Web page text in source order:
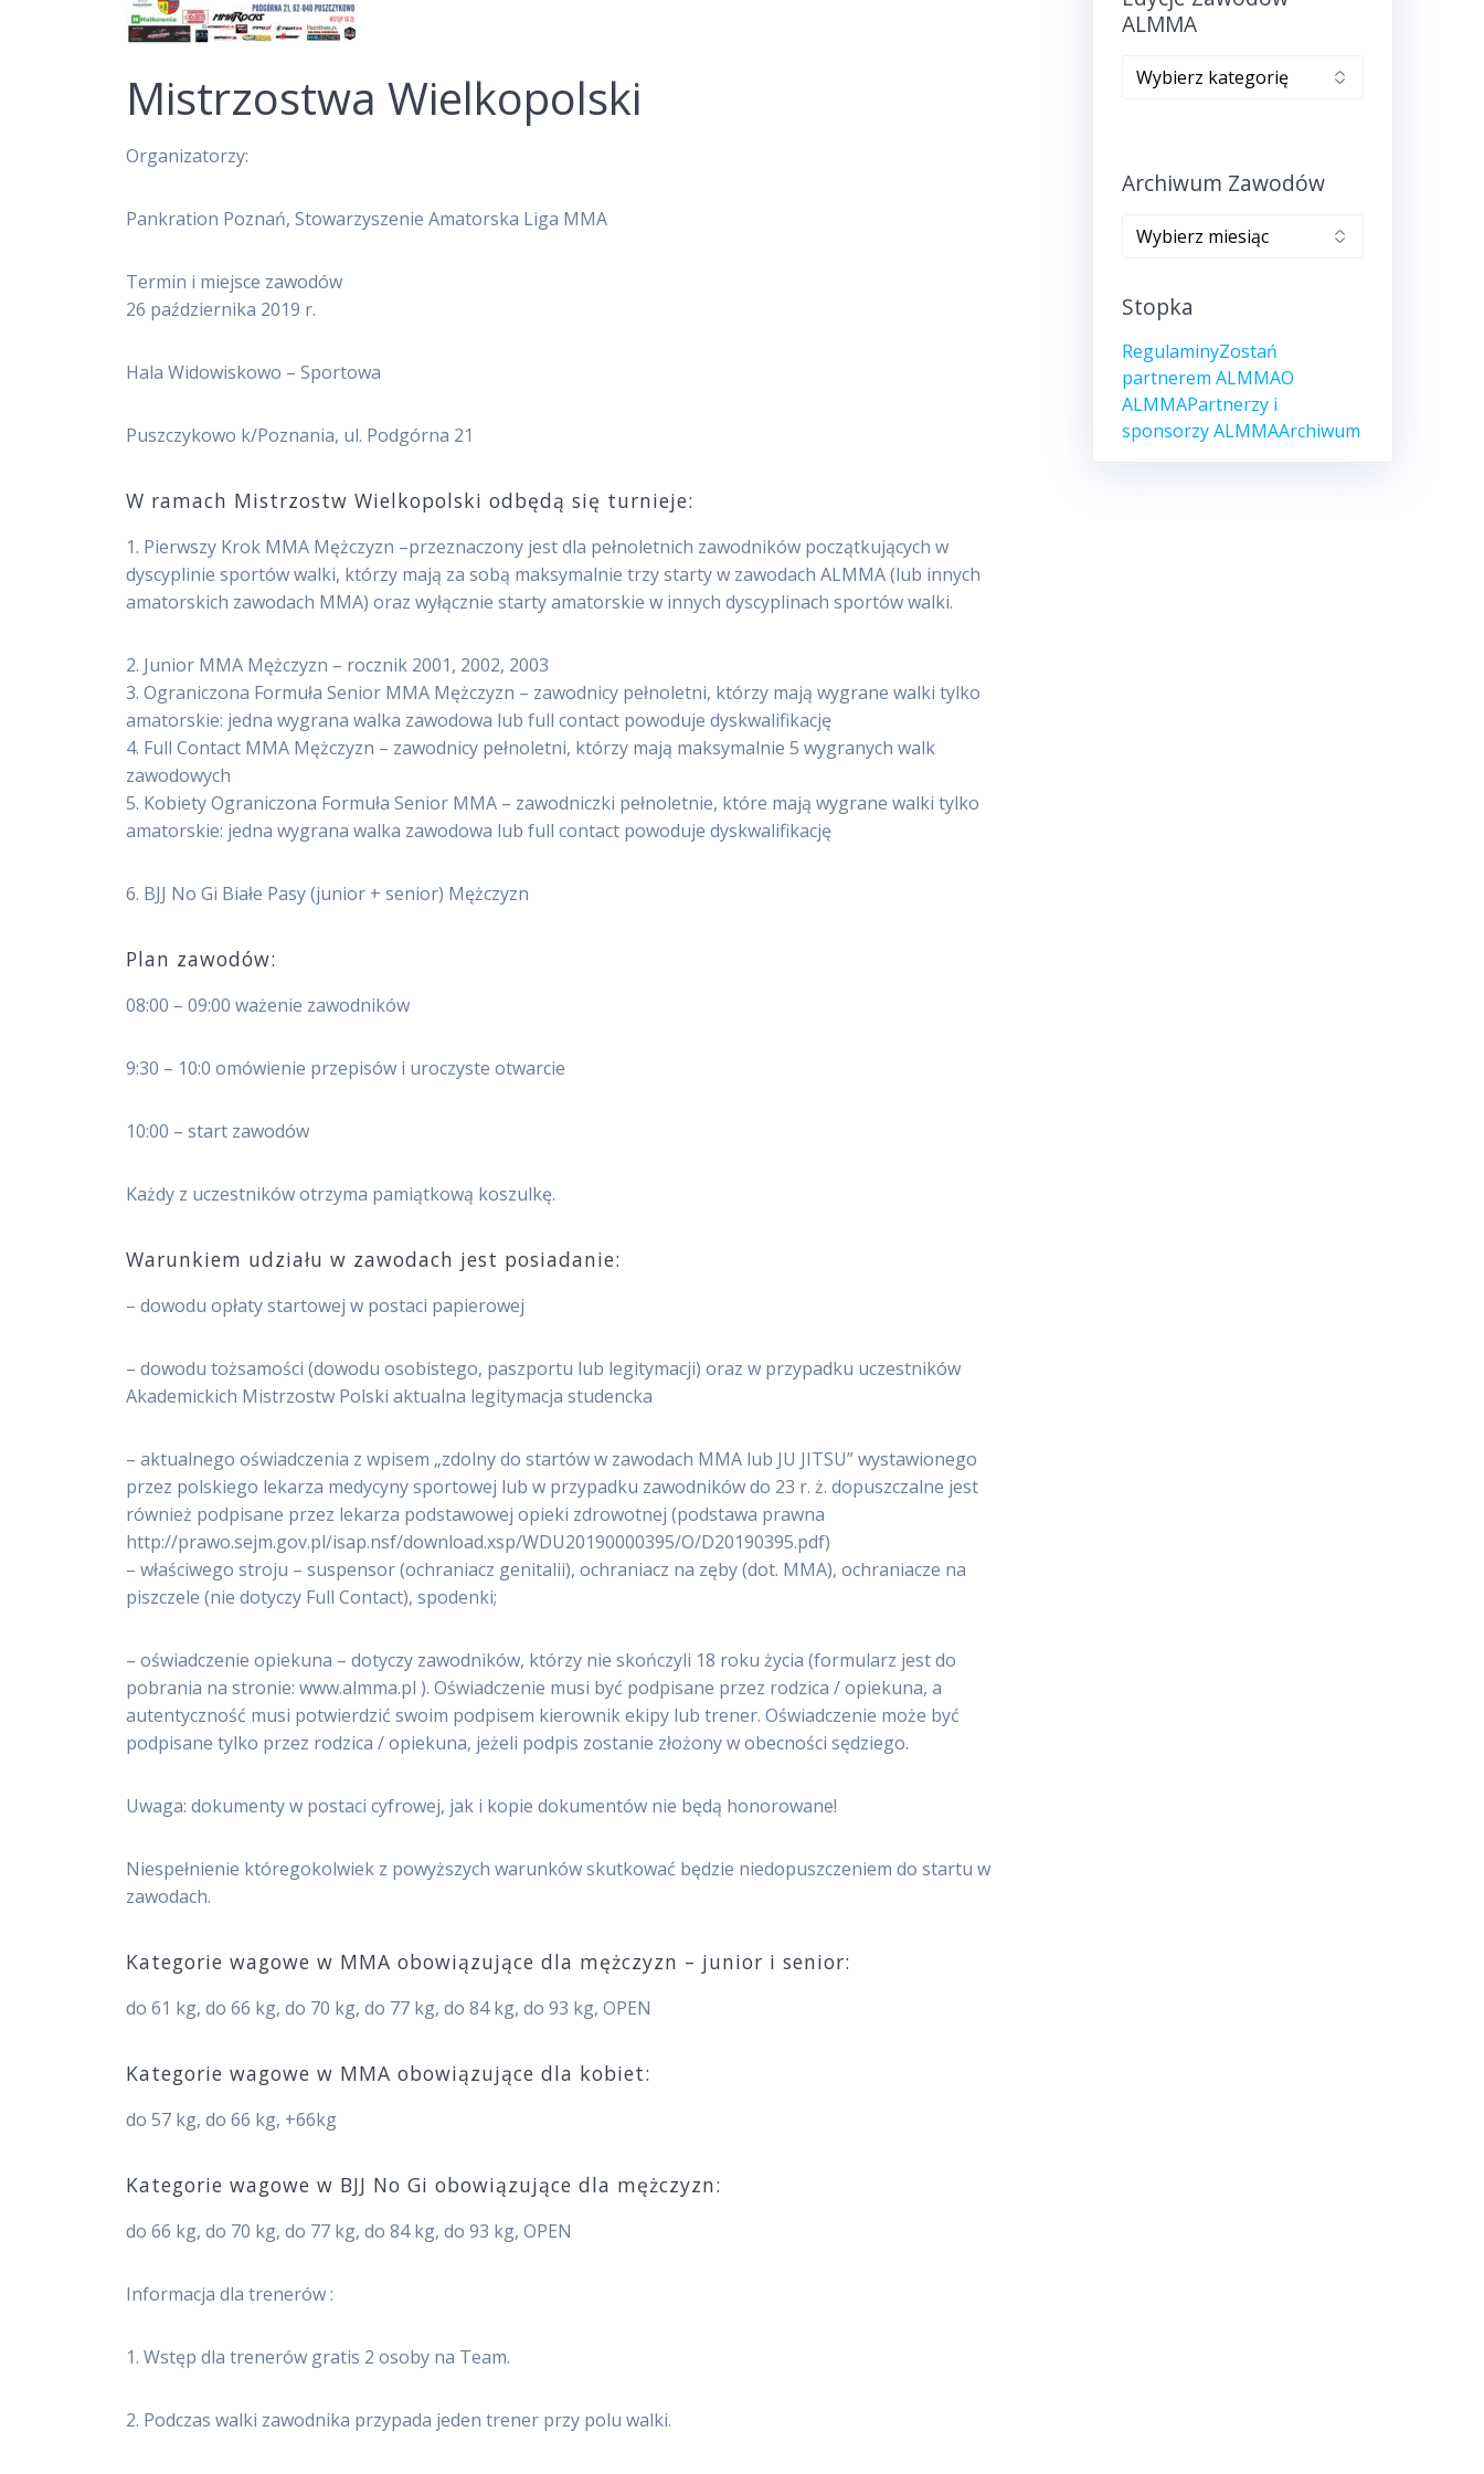
Mistrzostwa Wielkopolski
Organizatorzy:
Pankration Poznań, Stowarzyszenie Amatorska Liga MMA
Termin i miejsce zawodów
26 października 2019 r.
Hala Widowiskowo – Sportowa
Puszczykowo k/Poznania, ul. Podgórna 21
W ramach Mistrzostw Wielkopolski odbędą się turnieje:
1. Pierwszy Krok MMA Mężczyzn –przeznaczony jest dla pełnoletnich zawodników początkujących w
dyscyplinie sportów walki, którzy mają za sobą maksymalnie trzy starty w zawodach ALMMA (lub innych
amatorskich zawodach MMA) oraz wyłącznie starty amatorskie w innych dyscyplinach sportów walki.
2. Junior MMA Mężczyzn – rocznik 2001, 2002, 2003
3. Ograniczona Formuła Senior MMA Mężczyzn – zawodnicy pełnoletni, którzy mają wygrane walki tylko
amatorskie: jedna wygrana walka zawodowa lub full contact powoduje dyskwalifikację
4. Full Contact MMA Mężczyzn – zawodnicy pełnoletni, którzy mają maksymalnie 5 wygranych walk
zawodowych
5. Kobiety Ograniczona Formuła Senior MMA – zawodniczki pełnoletnie, które mają wygrane walki tylko
amatorskie: jedna wygrana walka zawodowa lub full contact powoduje dyskwalifikację
6. BJJ No Gi Białe Pasy (junior + senior) Mężczyzn
Plan zawodów:
08:00 – 09:00 ważenie zawodników
9:30 – 10:0 omówienie przepisów i uroczyste otwarcie
10:00 – start zawodów
Każdy z uczestników otrzyma pamiątkową koszulkę.
Warunkiem udziału w zawodach jest posiadanie:
– dowodu opłaty startowej w postaci papierowej
– dowodu tożsamości (dowodu osobistego, paszportu lub legitymacji) oraz w przypadku uczestników
Akademickich Mistrzostw Polski aktualna legitymacja studencka
– aktualnego oświadczenia z wpisem „zdolny do startów w zawodach MMA lub JU JITSU” wystawionego
przez polskiego lekarza medycyny sportowej lub w przypadku zawodników do 23 r. ż. dopuszczalne jest
również podpisane przez lekarza podstawowej opieki zdrowotnej (podstawa prawna
http://prawo.sejm.gov.pl/isap.nsf/download.xsp/WDU20190000395/O/D20190395.pdf)
– właściwego stroju – suspensor (ochraniacz genitalii), ochraniacz na zęby (dot. MMA), ochraniacze na
piszczele (nie dotyczy Full Contact), spodenki;
– oświadczenie opiekuna – dotyczy zawodników, którzy nie skończyli 18 roku życia (formularz jest do
pobrania na stronie: www.almma.pl ). Oświadczenie musi być podpisane przez rodzica / opiekuna, a
autentyczność musi potwierdzić swoim podpisem kierownik ekipy lub trener. Oświadczenie może być
podpisane tylko przez rodzica / opiekuna, jeżeli podpis zostanie złożony w obecności sędziego.
Uwaga: dokumenty w postaci cyfrowej, jak i kopie dokumentów nie będą honorowane!
Niespełnienie któregokolwiek z powyższych warunków skutkować będzie niedopuszczeniem do startu w
zawodach.
Kategorie wagowe w MMA obowiązujące dla mężczyzn – junior i senior:
do 61 kg, do 66 kg, do 70 kg, do 77 kg, do 84 kg, do 93 kg, OPEN
Kategorie wagowe w MMA obowiązujące dla kobiet:
do 57 kg, do 66 kg, +66kg
Kategorie wagowe w BJJ No Gi obowiązujące dla mężczyzn:
do 66 kg, do 70 kg, do 77 kg, do 84 kg, do 93 kg, OPEN
Informacja dla trenerów :
1. Wstęp dla trenerów gratis 2 osoby na Team.
2. Podczas walki zawodnika przypada jeden trener przy polu walki.
ALMMA
Edycje
zawodów
Archiwum Zawodów
Archiwum
zawodów
Stopka
RegulaminyZostań
partnerem ALMMAO
ALMMAPartnerzy i
sponsorzy ALMMAArchiwum